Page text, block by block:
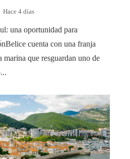
Hace 4 días
una oportunidad para
cuenta con una franja
marina que resguardan uno de